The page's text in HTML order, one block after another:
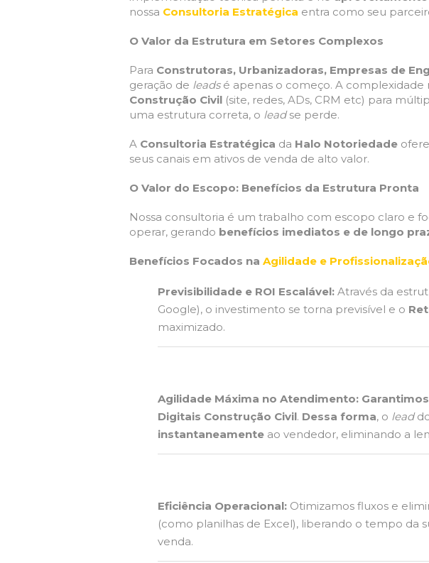
nossa Consultoria Estratégica entra como seu
O Valor da Estrutura em Setores Complexos
Para Construtoras, Urbanizadoras, Empresas de
geração de leadsé apenas o começo. A complexidade
Construção Civil (site, redes, ADs, CRM etc) para
uma estrutura correta, o leadse perde.
A Consultoria Estratégica da Halo Notoriedade
seus canais em ativos de venda de alto valor.
O Valor do Escopo: Benefícios da Estrutura Pronta
Nossa consultoria é um trabalho com escopo claro e
operar, gerando benefícios imediatos e de longo
Benefícios Focados na Agilidade e
Previsibilidade e ROI Escalável: Através da
Google), o investimento se torna previsível e o
maximizado.
Agilidade Máxima no Atendimento: Garantimos
Digitais Construção Civil. Dessa forma, o lead
instantaneamente ao vendedor, eliminando a
Eficiência Operacional: Otimizamos fluxos e
(como planilhas de Excel), liberando o tempo da
venda.